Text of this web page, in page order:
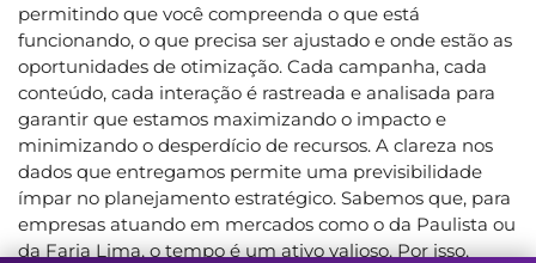
permitindo que você compreenda o que está
funcionando, o que precisa ser ajustado e onde estão as
oportunidades de otimização. Cada campanha, cada
conteúdo, cada interação é rastreada e analisada para
garantir que estamos maximizando o impacto e
minimizando o desperdício de recursos. A clareza nos
dados que entregamos permite uma previsibilidade
ímpar no planejamento estratégico. Sabemos que, para
empresas atuando em mercados como o da Paulista ou
da Faria Lima, o tempo é um ativo valioso. Por isso,